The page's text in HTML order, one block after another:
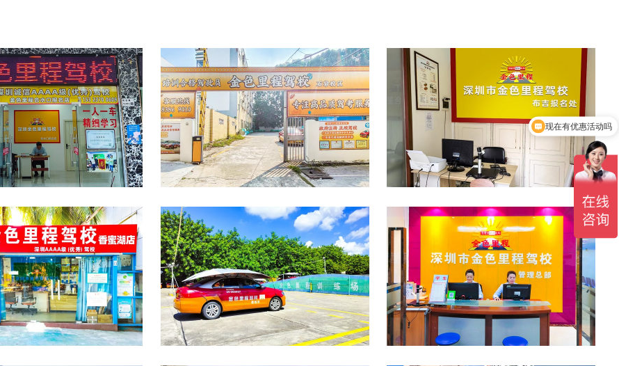
光明报考点 石岩报名点 布吉报名点
现在有优惠活动吗